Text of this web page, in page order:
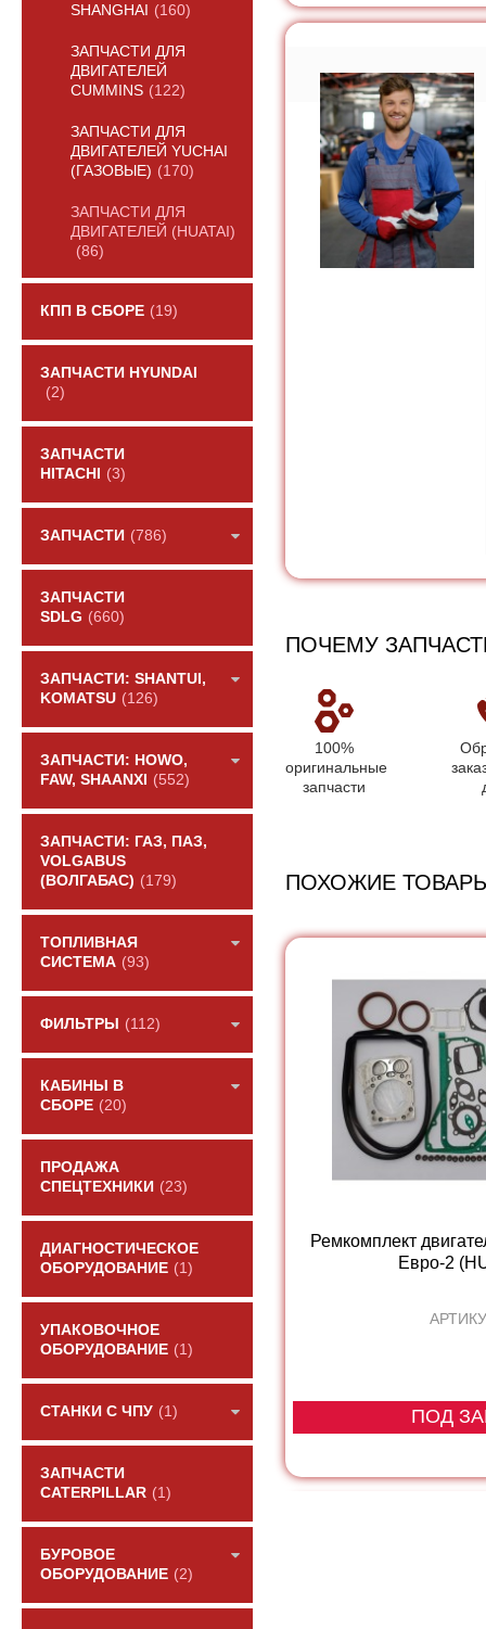
SHANGHAI (160)
ЗАПЧАСТИ ДЛЯ
ДВИГАТЕЛЕЙ
CUMMINS (122)
ЗАПЧАСТИ ДЛЯ
ДВИГАТЕЛЕЙ YUCHAI
(ГАЗОВЫЕ) (170)
ЗАПЧАСТИ ДЛЯ
ДВИГАТЕЛЕЙ (HUATAI)
(86)
КПП В СБОРЕ (19)
ЗАПЧАСТИ HYUNDAI
(2)
ЗАПЧАСТИ
HITACHI
(3)
ЗАПЧАСТИ (786)
ЗАПЧАСТИ
SDLG (660)
ЗАПЧАСТИ: SHANTUI,
KOMATSU (126)
ЗАПЧАСТИ: HOWO,
FAW, SHAANXI
(552)
ЗАПЧАСТИ: ГАЗ, ПАЗ,
VOLGABUS
(ВОЛГАБАС) (179)
ТОПЛИВНАЯ
СИСТЕМА (93)
ФИЛЬТРЫ (112)
КАБИНЫ В
СБОРЕ (20)
ПРОДАЖА
СПЕЦТЕХНИКИ (23)
ДИАГНОСТИЧЕСКОЕ
ОБОРУДОВАНИЕ (1)
УПАКОВОЧНОЕ
ОБОРУДОВАНИЕ (1)
СТАНКИ С ЧПУ (1)
ЗАПЧАСТИ
CATERPILLAR (1)
БУРОВОЕ
ОБОРУДОВАНИЕ (2)
ПОЧЕМУ
100%
оригинальные
запчасти
ПОХОЖИЕ
Ремкомплект
Евро-2
ПОД